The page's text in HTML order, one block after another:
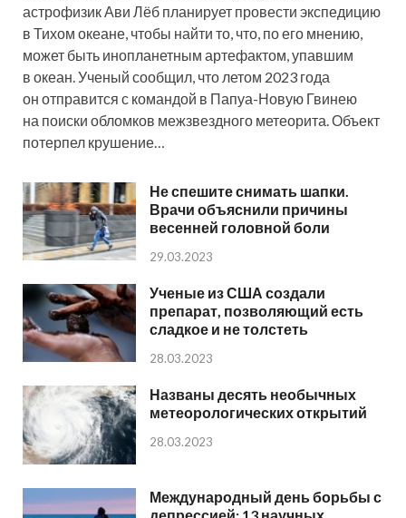
астрофизик Ави Лёб планирует провести экспедицию
в Тихом океане, чтобы найти то, что, по его мнению,
может быть инопланетным артефактом, упавшим
в океан. Ученый сообщил, что летом 2023 года
он отправится с командой в Папуа-Новую Гвинею
на поиски обломков межзвездного метеорита. Объект
потерпел крушение…
Не спешите снимать шапки.
Врачи объяснили причины
весенней головной боли
29.03.2023
Ученые из США создали
препарат, позволяющий есть
сладкое и не толстеть
28.03.2023
Названы десять необычных
метеорологических открытий
28.03.2023
Международный день борьбы с
депрессией: 13 научных